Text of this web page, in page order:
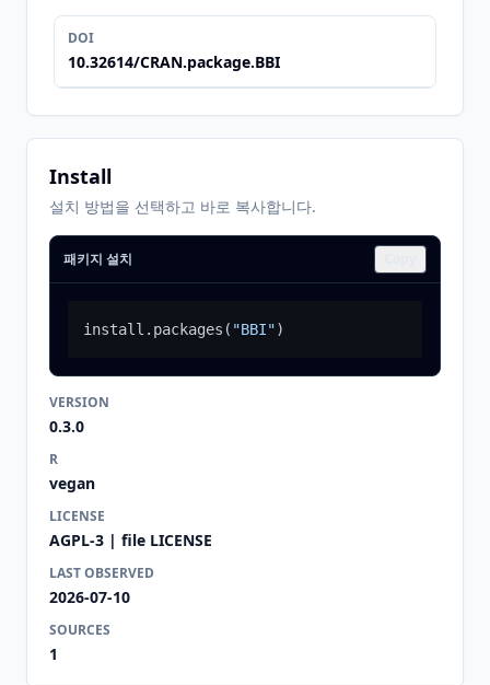
DOI
10.32614/CRAN.package.BBI
Install
설치 방법을 선택하고 바로 복사합니다.
패키지 설치
install.packages ( "BBI")
VERSION
0.3.0
R
vegan
LICENSE
AGPL-3 | file LICENSE
LAST OBSERVED
2026-07-10
SOURCES
1